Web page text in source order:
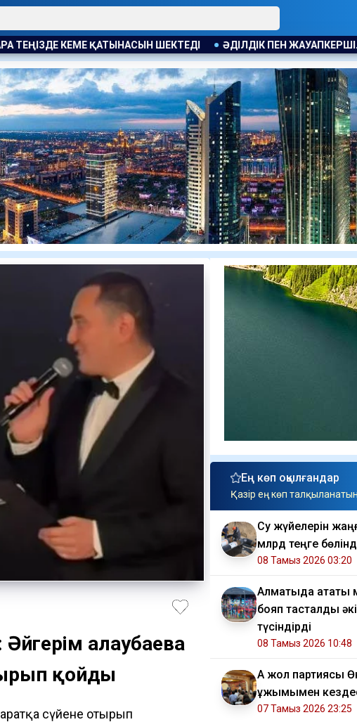
ӘДІЛДІК ПЕН ЖАУАПКЕРШІЛІК ТАРАЗЫСЫ 17 МЛН ЕУРО
Қалаубаева
қойды
сүйене отырып
Ең көп оқылғандар
Қазір ең көп
Су жүйелерін
млрд теңге
08 Тамыз 2026 03:20
Алматыда атақты
бояп тасталды
түсіндірді
08 Тамыз 2026 10:48
Ақ жол партиясы
ұжымымен
07 Тамыз 2026 23:25